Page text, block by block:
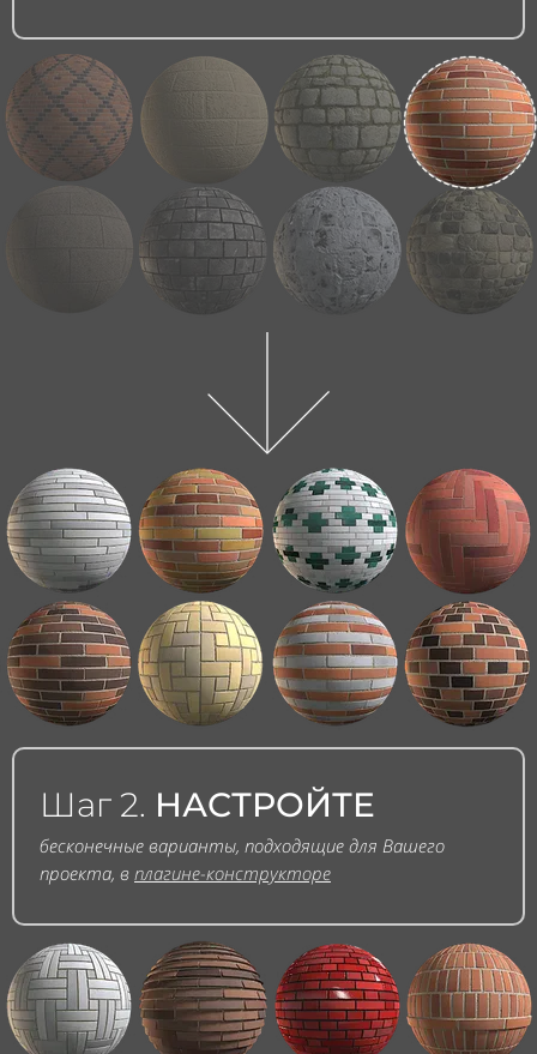
Шаг 2. НАСТРОЙТЕ
бесконечные варианты, подходящие для Вашего
проекта, в плагине-конструкторе